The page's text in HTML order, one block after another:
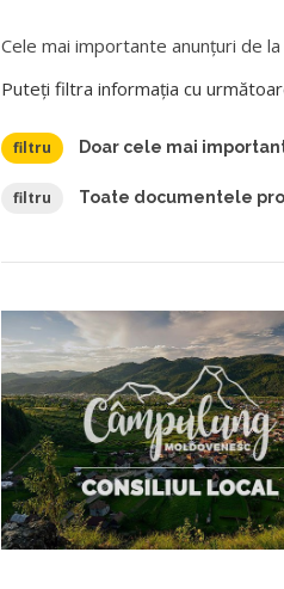
Cele mai importante anunțuri de
Puteți filtra informația cu
filtru Doar cele mai
filtru Toate documentele